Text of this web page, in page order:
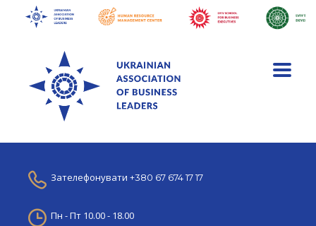
Зателефонувати +380 67 674 17 17
Пн - Пт 10.00 - 18.00